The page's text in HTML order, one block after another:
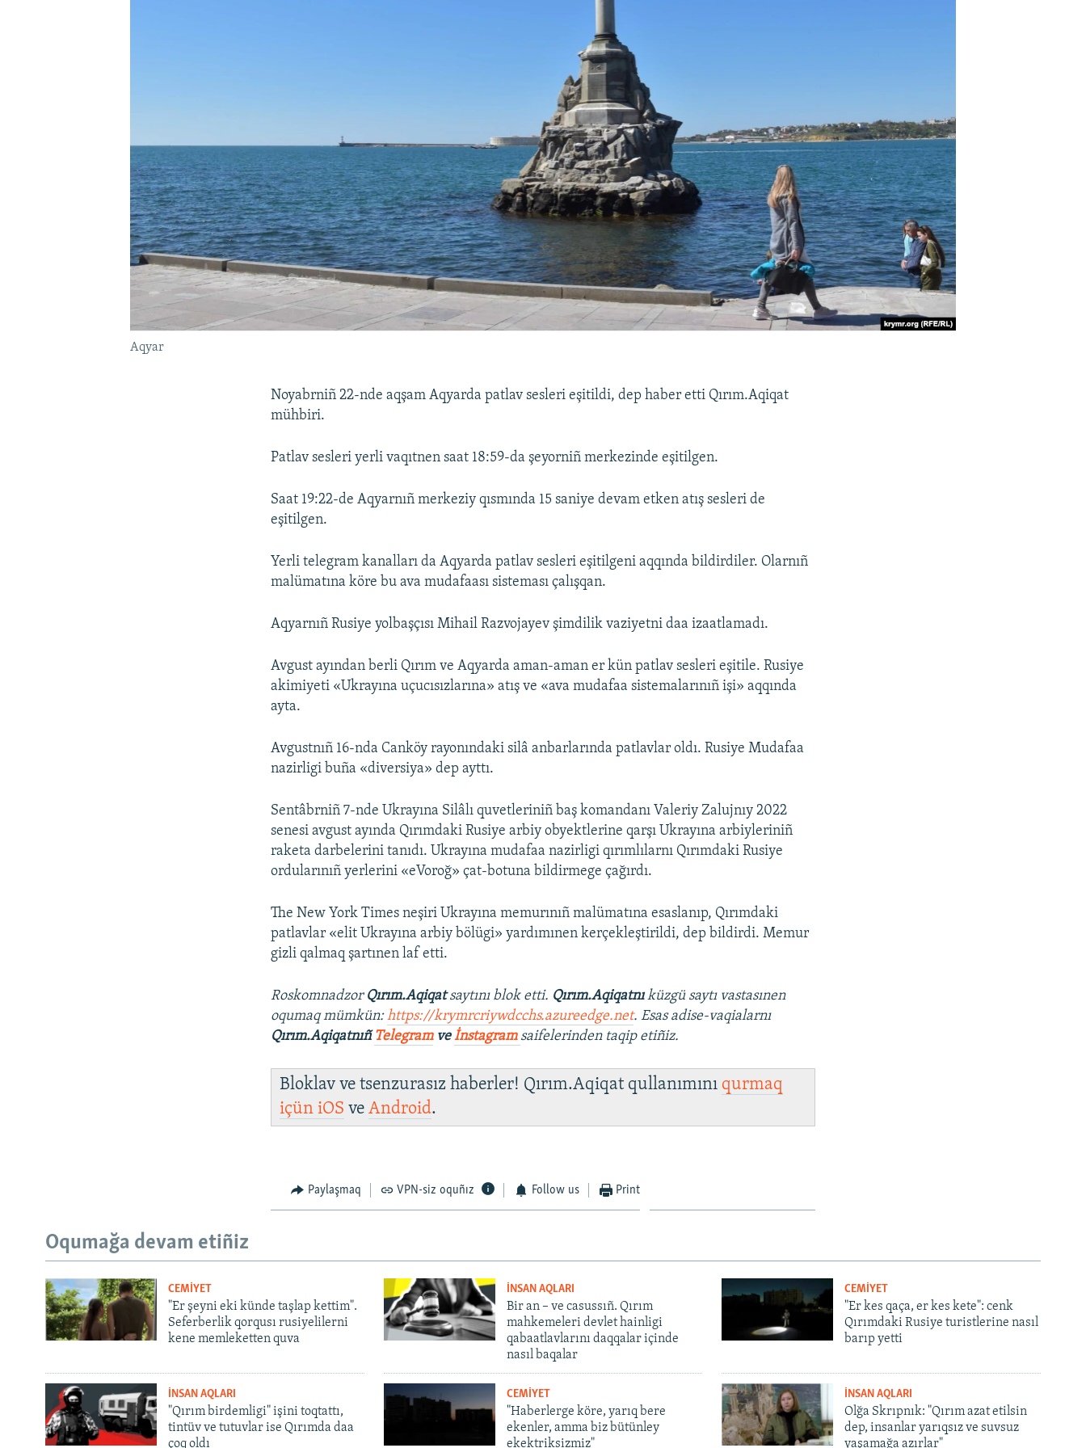
Aqyar
Noyabrniñ 22-nde aqşam Aqyarda patlav sesleri eşitildi, dep haber etti Qırım.Aqiqat
mühbiri.
Patlav sesleri yerli vaqıtnen saat 18:59-da şeyorniñ merkezinde eşitilgen.
Saat 19:22-de Aqyarnıñ merkeziy qısmında 15 saniye devam etken atış sesleri de
eşitilgen.
Yerli telegram kanalları da Aqyarda patlav sesleri eşitilgeni aqqında bildirdiler. Olarnıñ
malümatına köre bu ava mudafaası sisteması çalışqan.
Aqyarnıñ Rusiye yolbaşçısı Mihail Razvojayev şimdilik vaziyetni daa izaatlamadı.
Avgust ayından berli Qırım ve Aqyarda aman-aman er kün patlav sesleri eşitile. Rusiye
akimiyeti «Ukrayına uçucısızlarına» atış ve «ava mudafaa sistemalarınıñ işi» aqqında
ayta.
Avgustnıñ 16-nda Canköy rayonındaki silâ anbarlarında patlavlar oldı. Rusiye Mudafaa
nazirligi buña «diversiya» dep ayttı.
Sentâbrniñ 7-nde Ukrayına Silâlı quvetleriniñ baş komandanı Valeriy Zalujnıy 2022
senesi avgust ayında Qırımdaki Rusiye arbiy obyektlerine qarşı Ukrayına arbiyleriniñ
raketa darbelerini tanıdı. Ukrayına mudafaa nazirligi qırımlılarnı Qırımdaki Rusiye
ordularınıñ yerlerini «eVoroğ» çat-botuna bildirmege çağırdı.
The New York Times neşiri Ukrayına memurınıñ malümatına esaslanıp, Qırımdaki
patlavlar «elit Ukrayına arbiy bölügi» yardımınen kerçekleştirildi, dep bildirdi. Memur
gizli qalmaq şartınen laf etti.
Roskomnadzor Qırım.Aqiqatsaytını blok etti. Qırım.Aqiqatnıküzgü saytı vastasınen
oqumaq mümkün:https://krymrcriywdcchs.azureedge.net. Esas adise-vaqialarnı
Qırım.AqiqatnıñTelegramveİnstagram saifelerinden taqip etiñiz.
Bloklav ve tsenzurasız haberler! Qırım.Aqiqat qullanımını qurmaq
içüniOS veAndroid.
Paylaşmaq VPN-siz oquñız Follow us Print
Oqumağa devam etiñiz
CEMİYET
"Er şeyni eki künde taşlap kettim".
Seferberlik qorqusı rusiyelilerni
kene memleketten quva
İNSAN AQLARI
Bir an – ve casussıñ. Qırım
mahkemeleri devlet hainligi
qabaatlavlarını daqqalar içinde
nasıl baqalar
CEMİYET
"Er kes qaça, er kes kete": cenk
Qırımdaki Rusiye turistlerine nasıl
barıp yetti
İNSAN AQLARI
"Qırım birdemligi" işini toqtattı,
tintüv ve tutuvlar ise Qırımda daa
çoq oldı
CEMİYET
"Haberlerge köre, yarıq bere
ekenler, amma biz bütünley
ekektriksizmiz"
İNSAN AQLARI
Olğa Skrıpnık: "Qırım azat etilsin
dep, insanlar yarıqsız ve suvsuz
yaşamağa azırlar"